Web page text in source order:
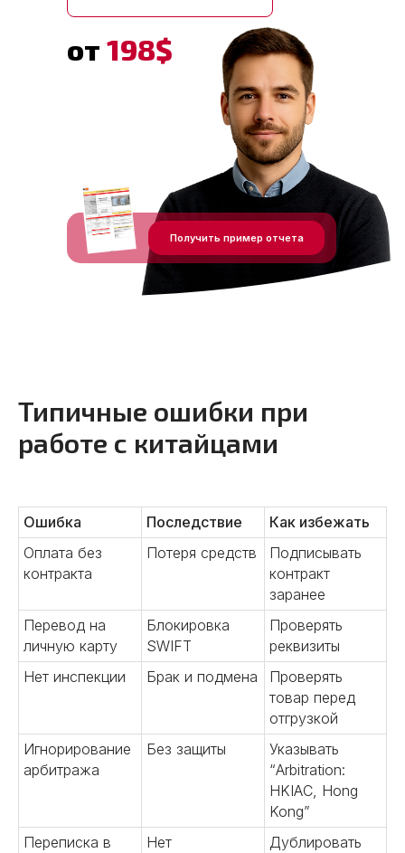
от 198$
Получить пример отчета
Типичные ошибки при
работе с китайцами
Ошибка Последствие
Как избежать
Оплата без
контракта
Потеря средств
Подписывать
контракт
заранее
Перевод на
личную карту
Блокировка
SWIFT
Проверять
реквизиты
Нет инспекции
Брак и подмена
Проверять
товар перед
отгрузкой
Игнорирование
арбитража
Без защиты
Указывать
“Arbitration:
HKIAC, Hong
Kong”
Переписка в
Нет
Дублировать
01
Подробнее
поставщиков
Поможем найти производителей
и фабрики в Китае. Проведем
аудит и обеспечим выгодные
условия сотрудничества.
партнерах.
Предлагаем полный комплекс услуг
рамках конкретной задачи. Решения